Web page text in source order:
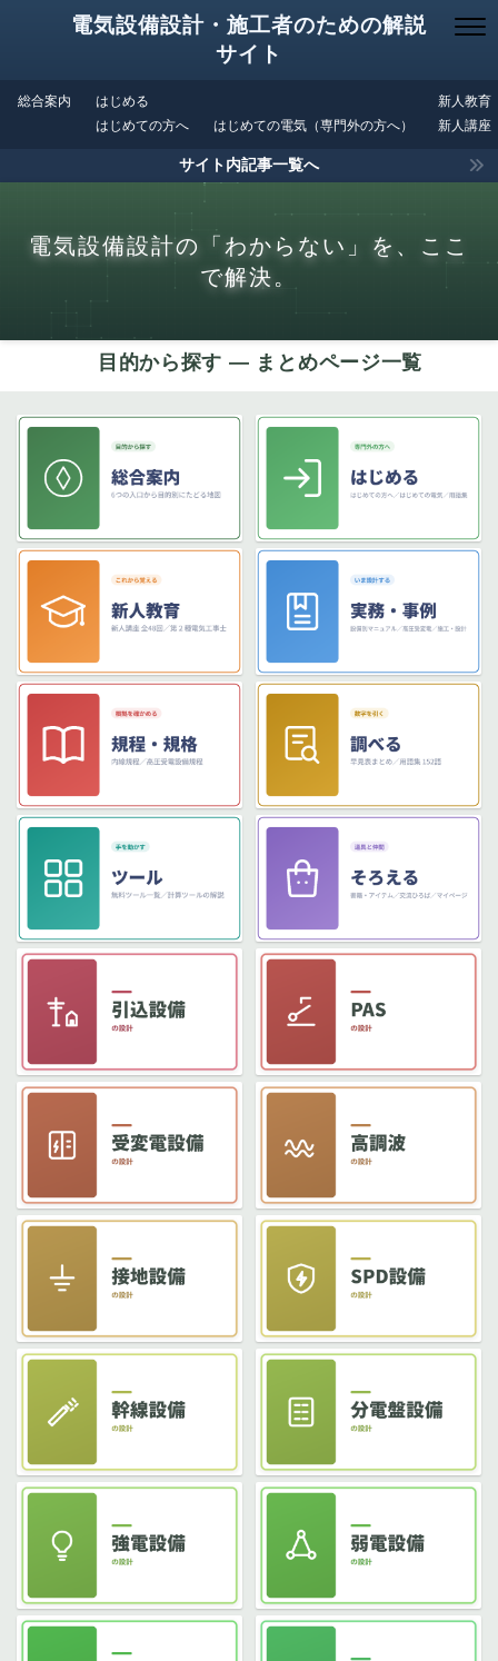
電気設備設計・施工者のための解説
サイト
総合案内
はじめる
はじめての方へ
はじめての電気（専門外の方へ）
新人教育
新人講座
サイト内記事一覧へ
電気設備設計の「わからない」を、ここ
で解決。